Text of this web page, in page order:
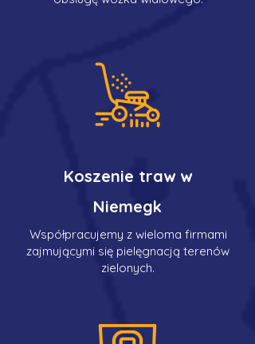
Koszenie traw w
Niemegk
Współpracujemy z wieloma firmami
zajmującymi się pielęgnacją terenów
zielonych.